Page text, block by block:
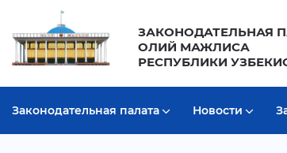
ЗАКОНОДАТЕЛЬНАЯ
ОЛИЙ МАЖЛИСА
РЕСПУБЛИКИ
Законодательная палата Новости